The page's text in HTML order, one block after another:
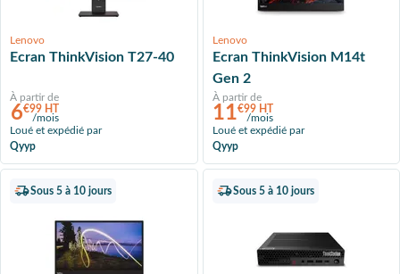
Lenovo
Ecran ThinkVision T27-40
À partir de
6€99 HT
/mois
Loué et expédié par
Qyyp
Lenovo
Ecran ThinkVision M14t
Gen 2
À partir de
11€99 HT
/mois
Loué et expédié par
Qyyp
Sous 5 à 10 jours Sous 5 à 10 jours